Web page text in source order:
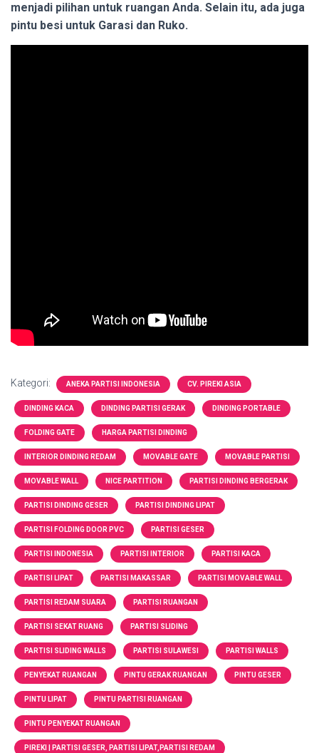
menjadi pilihan untuk ruangan Anda. Selain itu, ada juga
pintu besi untuk Garasi dan Ruko.
Kategori: ANEKA PARTISI INDONESIA CV. PIREKI ASIA
DINDING KACA DINDING PARTISI GERAK DINDING PORTABLE
FOLDING GATE HARGA PARTISI DINDING
INTERIOR DINDING REDAM MOVABLE GATE MOVABLE PARTISI
MOVABLE WALL NICE PARTITION PARTISI DINDING BERGERAK
PARTISI DINDING GESER PARTISI DINDING LIPAT
PARTISI FOLDING DOOR PVC PARTISI GESER
PARTISI INDONESIA PARTISI INTERIOR PARTISI KACA
PARTISI LIPAT PARTISI MAKASSAR PARTISI MOVABLE WALL
PARTISI REDAM SUARA PARTISI RUANGAN
PARTISI SEKAT RUANG PARTISI SLIDING
PARTISI SLIDING WALLS PARTISI SULAWESI PARTISI WALLS
PENYEKAT RUANGAN PINTU GERAK RUANGAN PINTU GESER
PINTU LIPAT PINTU PARTISI RUANGAN
PINTU PENYEKAT RUANGAN
PIREKI | PARTISI GESER, PARTISI LIPAT,PARTISI REDAM